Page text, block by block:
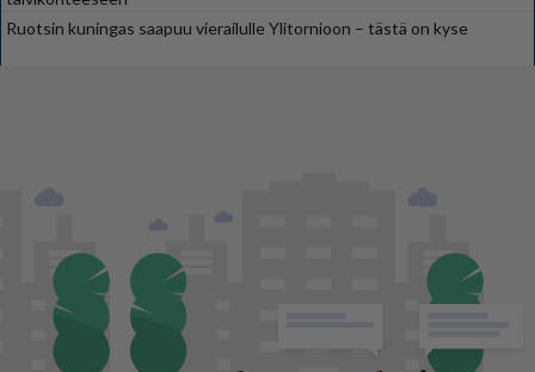
Ruotsin kuningas saapuu vierailulle Ylitornioon – tästä on kyse